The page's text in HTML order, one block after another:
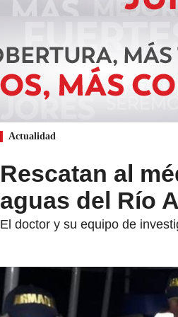
Actualidad
Rescatan al
aguas del Río
El doctor y su equipo de